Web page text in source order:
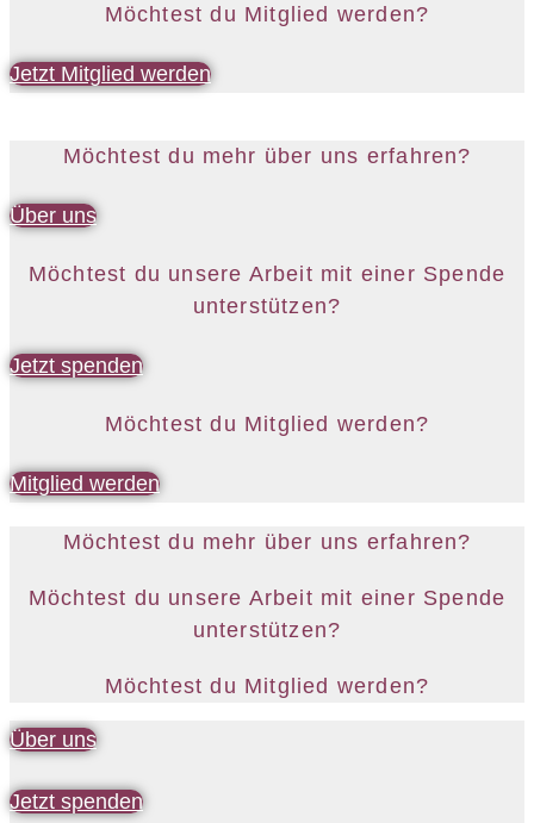
Möchtest du Mitglied werden?
Jetzt Mitglied werden
Möchtest du mehr über uns erfahren?
Über uns
Möchtest du unsere Arbeit mit einer Spende
unterstützen?
Jetzt spenden
Möchtest du Mitglied werden?
Mitglied werden
Möchtest du mehr über uns erfahren?
Möchtest du unsere Arbeit mit einer Spende
unterstützen?
Möchtest du Mitglied werden?
Über uns
Jetzt spenden